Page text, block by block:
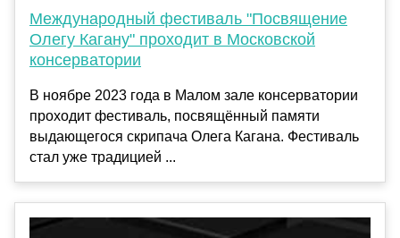
Международный фестиваль "Посвящение
Олегу Кагану" проходит в Московской
консерватории
В ноябре 2023 года в Малом зале консерватории
проходит фестиваль, посвящённый памяти
выдающегося скрипача Олега Кагана. Фестиваль
стал уже традицией ...